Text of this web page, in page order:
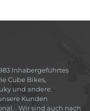
Inhabergeführtes
Cube Bikes,
und andere.
Kunden
. Wir sind auch nach